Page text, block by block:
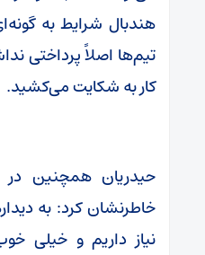
هندبال شرایط به
تیم‌ها اصلاً پرداختی
کار به شکایت می‌کشید.
حیدریان همچنین
خاطرنشان کرد: به
نیاز داریم و خیلی